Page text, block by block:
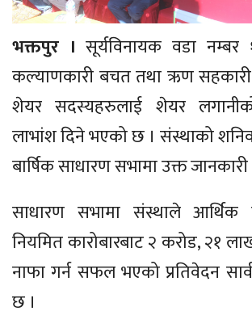
भक्तपुर ।सूर्यविनायक वडा
कल्याणकारी बचत तथा ऋण
शेयर सदस्यहरुलाई शेयर
लाभांश दिने भएको छ । संस्थाको
बार्षिक साधारण सभामा उक्त
साधारण सभामा संस्थाले आर्थिक
नियमित कारोबारबाट २ करोड, २१
नाफा गर्न सफल भएको प्रतिवेदन
छ ।